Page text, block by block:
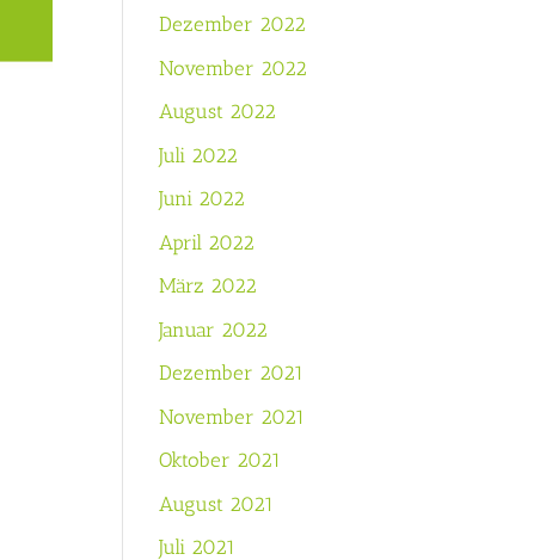
Dezember 2022
November 2022
August 2022
Juli 2022
Juni 2022
April 2022
März 2022
Januar 2022
Dezember 2021
November 2021
Oktober 2021
August 2021
Juli 2021